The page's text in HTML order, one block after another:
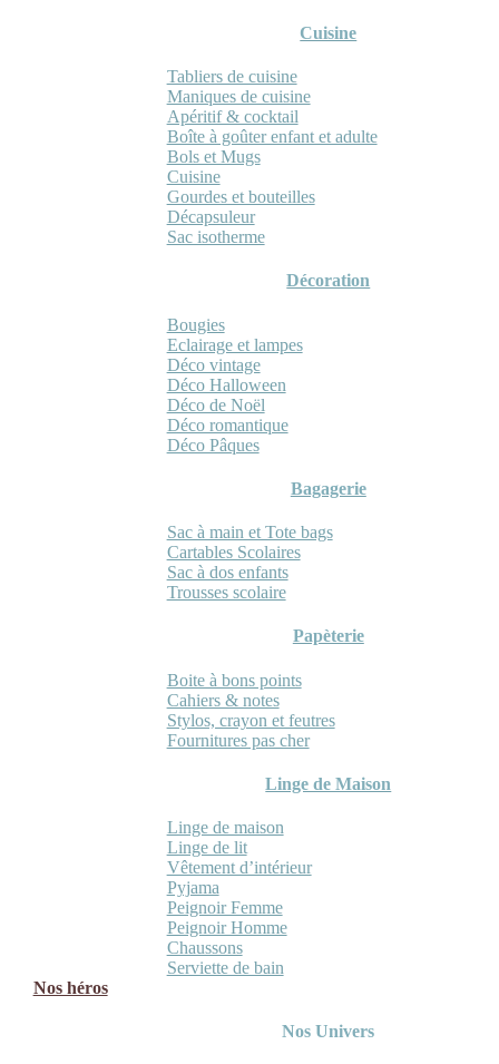
Cuisine
Tabliers de cuisine
Maniques de cuisine
Apéritif & cocktail
Boîte à goûter enfant et adulte
Bols et Mugs
Cuisine
Gourdes et bouteilles
Décapsuleur
Sac isotherme
Décoration
Bougies
Eclairage et lampes
Déco vintage
Déco Halloween
Déco de Noël
Déco romantique
Déco Pâques
Bagagerie
Sac à main et Tote bags
Cartables Scolaires
Sac à dos enfants
Trousses scolaire
Papèterie
Boite à bons points
Cahiers & notes
Stylos, crayon et feutres
Fournitures pas cher
Linge de Maison
Linge de maison
Linge de lit
Vêtement d’intérieur
Pyjama
Peignoir Femme
Peignoir Homme
Chaussons
Serviette de bain
Nos héros
Nos Univers